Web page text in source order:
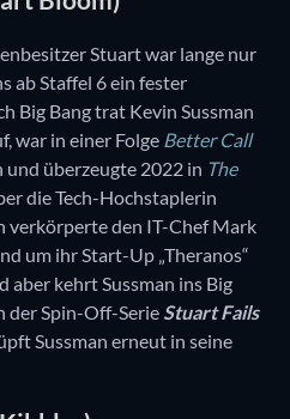
Stuart war lange nur
ab Staffel 6 ein fester
Big Bang trat Kevin Sussman
war in einer Folge Better Call
überzeugte 2022 in The
die Tech-Hochstaplerin
verkörperte den IT-Chef Mark
um ihr Start-Up „Theranos“
aber kehrt Sussman ins Big
der Spin-Off-Serie Stuart Fails
Sussman erneut in seine